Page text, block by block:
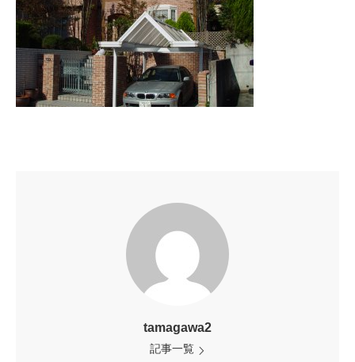
tamagawa2
記事一覧